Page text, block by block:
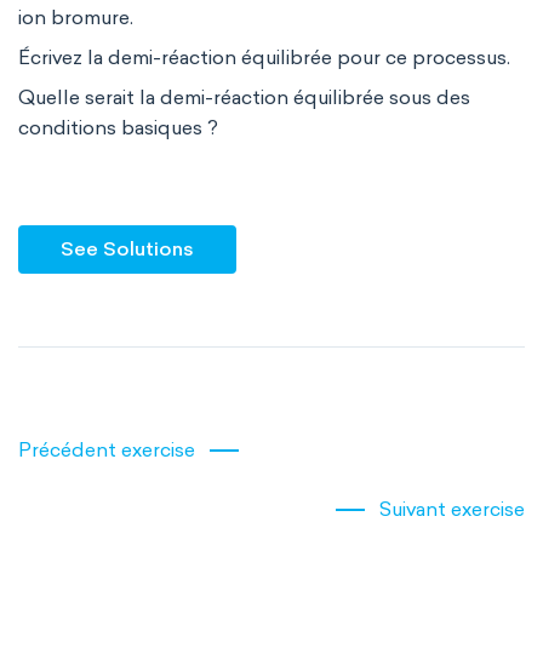
ion bromure.
Écrivez la demi-réaction équilibrée pour ce processus.
Quelle serait la demi-réaction équilibrée sous des
conditions basiques ?
See Solutions
Précédent exercise
Suivant exercise